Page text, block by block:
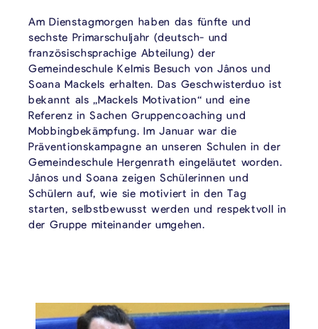
Am Dienstagmorgen haben das fünfte und
sechste Primarschuljahr (deutsch- und
französischsprachige Abteilung) der
Gemeindeschule Kelmis Besuch von Jânos und
Soana Mackels erhalten. Das Geschwisterduo ist
bekannt als „Mackels Motivation“ und eine
Referenz in Sachen Gruppencoaching und
Mobbingbekämpfung. Im Januar war die
Präventionskampagne an unseren Schulen in der
Gemeindeschule Hergenrath eingeläutet worden.
Jânos und Soana zeigen Schülerinnen und
Schülern auf, wie sie motiviert in den Tag
starten, selbstbewusst werden und respektvoll in
der Gruppe miteinander umgehen.